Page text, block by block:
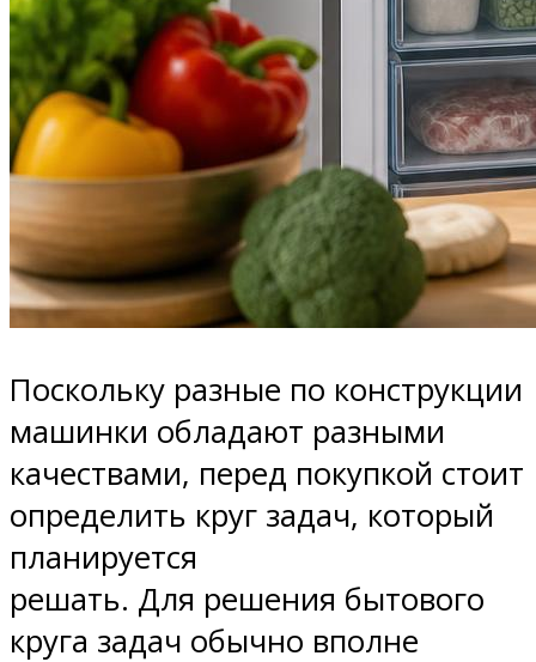
Поскольку разные по конструкции
машинки обладают разными
качествами, перед покупкой стоит
определить круг задач, который
планируется
решать. Для решения бытового
круга задач обычно вполне